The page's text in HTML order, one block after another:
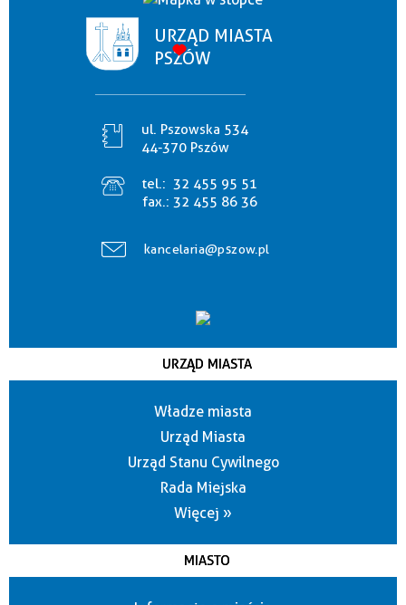
URZĄD MIASTA
PSZÓW
ul. Pszowska 534
44-370 Pszów
tel.: 32 455 95 51
fax.: 32 455 86 36
kancelaria@pszow.pl
URZĄD MIASTA
Władze miasta
Urząd Miasta
Urząd Stanu Cywilnego
Rada Miejska
Więcej »
MIASTO